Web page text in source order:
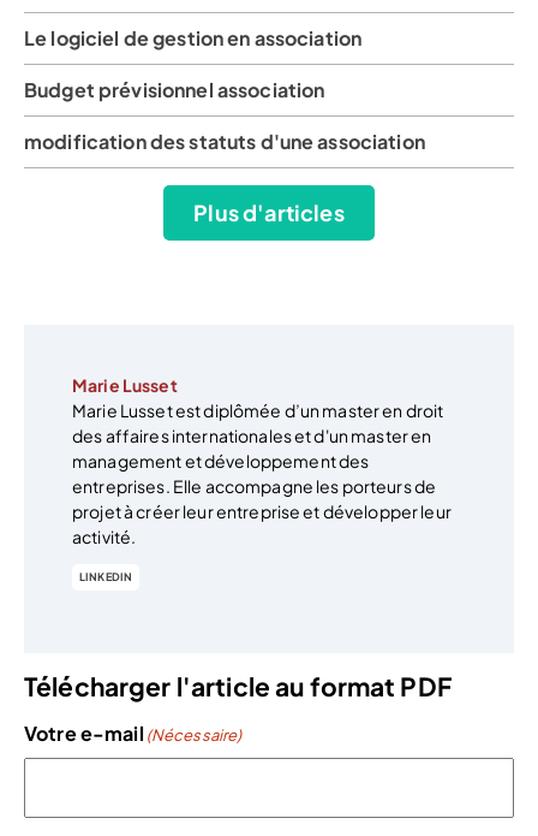
Le logiciel de gestion en association
Budget prévisionnel association
modification des statuts d'une association
Plus d'articles
Marie Lusset
Marie Lusset est diplômée d’un master en droit
des affaires internationales et d'un master en
management et développement des
entreprises. Elle accompagne les porteurs de
projet à créer leur entreprise et développer leur
activité.
LINKEDIN
Télécharger l'article au format PDF
Votre e-mail (Nécessaire)